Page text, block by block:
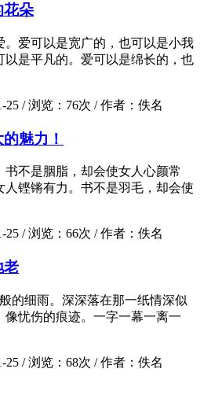
花朵
爱可以是宽广的，也可以是小我
以是平凡的。爱可以是绵长的，也
25 /浏览： 76次 /作者： 佚名
魅力！
不是胭脂，却会使女人心颜常
铿锵有力。书不是羽毛，却会使
25 /浏览： 66次 /作者： 佚名
老
的细雨。深深落在那一纸情深似
忧伤的痕迹。一字一幕一离一
25 /浏览： 68次 /作者： 佚名